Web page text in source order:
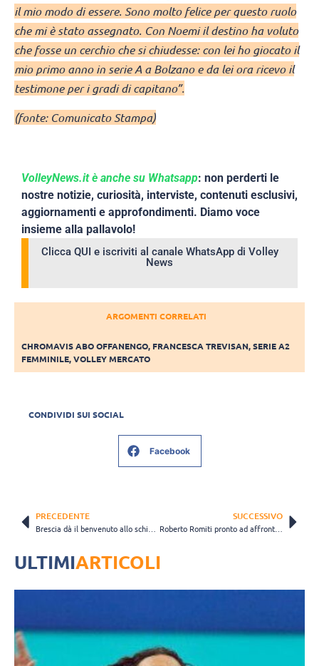
il mio modo di essere. Sono molto felice per questo ruolo
che mi è stato assegnato. Con Noemi il destino ha voluto
che fosse un cerchio che si chiudesse: con lei ho giocato il
mio primo anno in serie A a Bolzano e da lei ora ricevo il
testimone per i gradi di capitano”.
(fonte: Comunicato Stampa)
VolleyNews.it è anche su Whatsapp: non perderti le
nostre notizie, curiosità, interviste, contenuti esclusivi,
aggiornamenti e approfondimenti. Diamo voce
insieme alla pallavolo!
Clicca QUI e iscriviti al canale WhatsApp di Volley
News
ARGOMENTI CORRELATI
CHROMAVIS ABO OFFANENGO, FRANCESCA TREVISAN,SERIE A2
FEMMINILE,VOLLEY MERCATO
CONDIVIDI SUI SOCIAL
Facebook
PRECEDENTE
Brescia dà il benvenuto allo schiacciatore olandese Niels Klapwijk
SUCCESSIVO
Roberto Romiti pronto ad affrontare la sesta stagione consecutiva a Grottazzolina
ULTIMIARTICOLI